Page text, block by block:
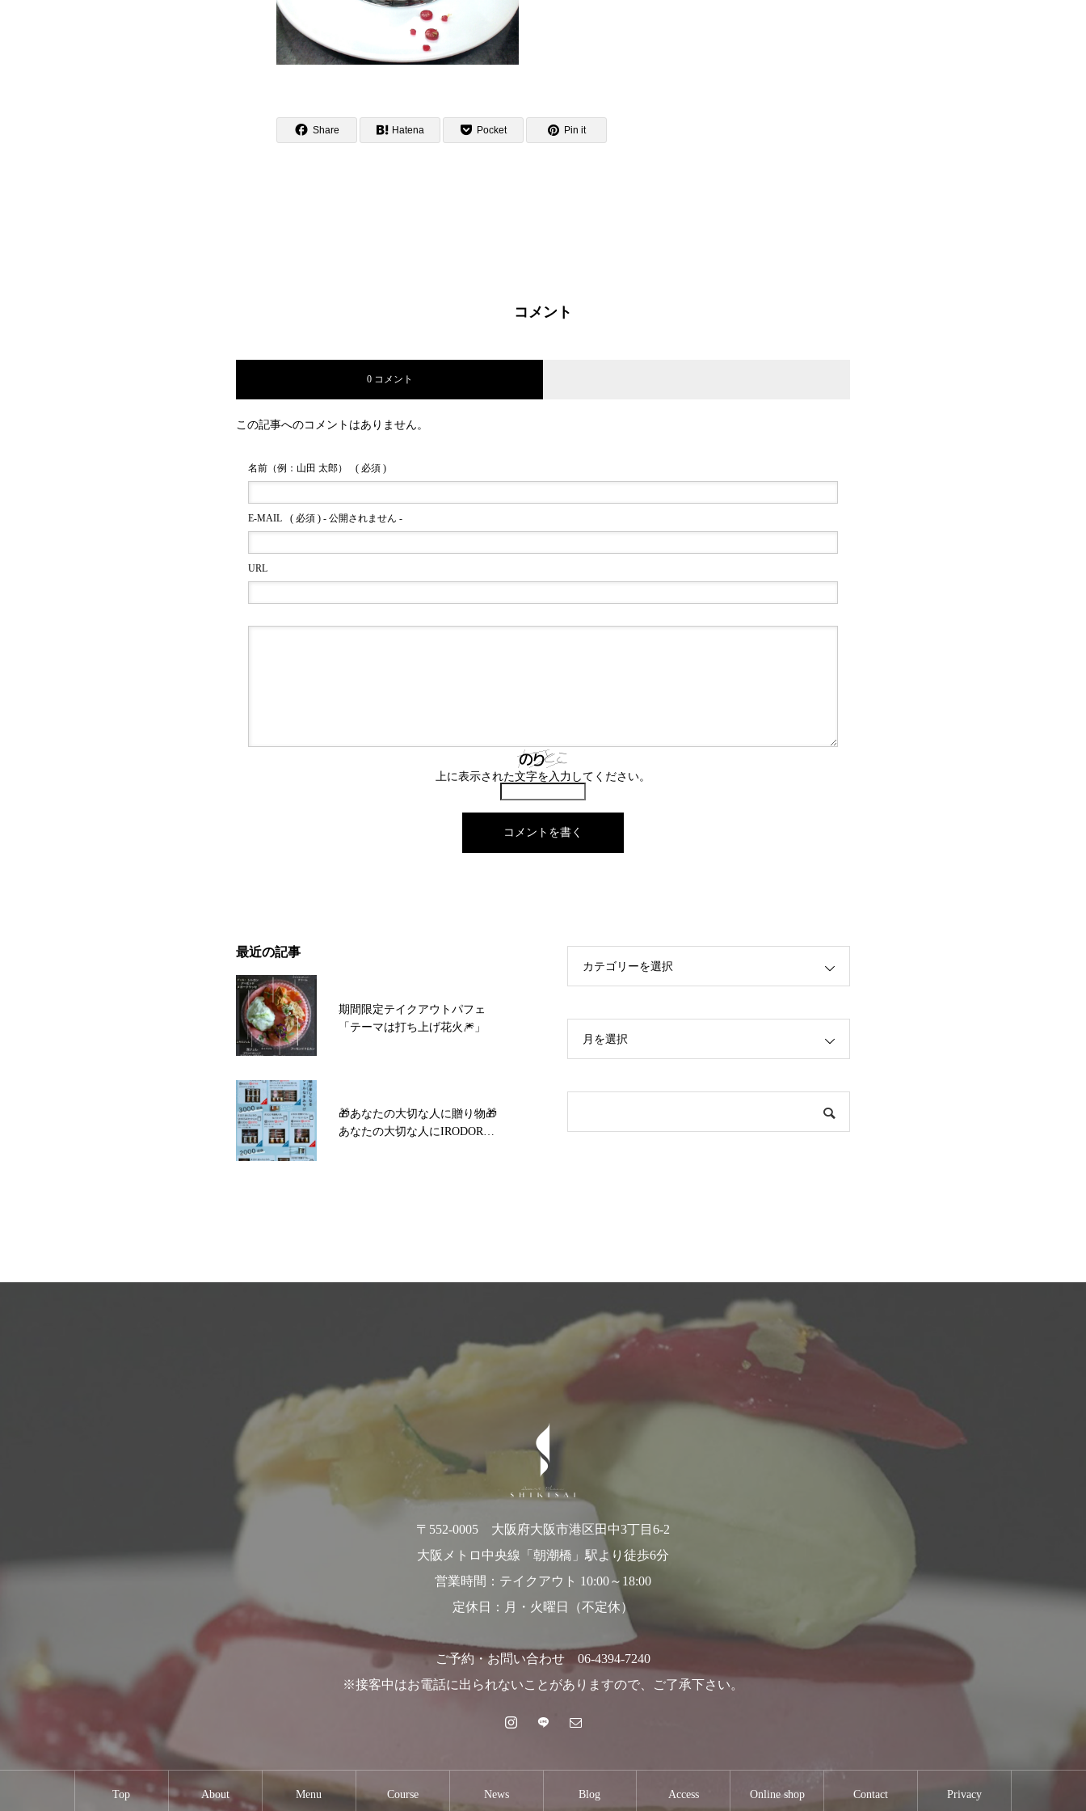
Share Hatena Pocket Pin it
コメント
0 コメント
この記事へのコメントはありません。
名前（例：山田 太郎） ( 必須 )
E-MAIL ( 必須 ) - 公開されません -
URL
上に表示された文字を入力してください。
最近の記事
期間限定テイクアウトパフェ
「テーマは打ち上げ花火🎆」
🎁あなたの大切な人に贈り物🎁
あなたの大切な人にIRODORI
カテゴリーを選択
月を選択
〒552-0005 大阪府大阪市港区田中3丁目6-2
大阪メトロ中央線「朝潮橋」駅より徒歩6分
営業時間：テイクアウト 10:00～18:00
定休日：月・火曜日（不定休）
ご予約・お問い合わせ 06-4394-7240
※接客中はお電話に出られないことがありますので、ご了承下さい。
Top About Menu Course News Blog Access Online shop Contact Privacy